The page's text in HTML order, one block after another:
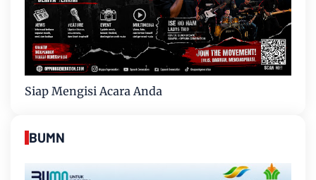
Siap Mengisi Acara Anda
BUMN